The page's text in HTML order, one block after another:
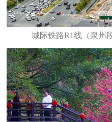
城际铁路R1线（泉州